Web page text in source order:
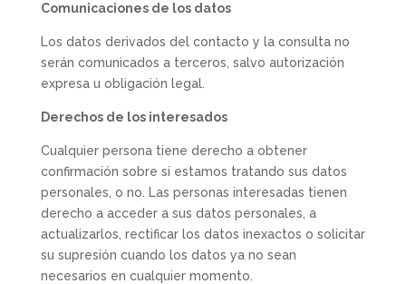
Comunicaciones de los datos
Los datos derivados del contacto y la consulta no
serán comunicados a terceros, salvo autorización
expresa u obligación legal.
Derechos de los interesados
Cualquier persona tiene derecho a obtener
confirmación sobre si estamos tratando sus datos
personales, o no. Las personas interesadas tienen
derecho a acceder a sus datos personales, a
actualizarlos, rectificar los datos inexactos o solicitar
su supresión cuando los datos ya no sean
necesarios en cualquier momento.